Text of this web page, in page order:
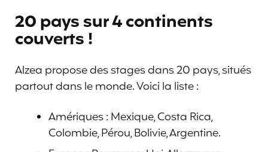
20 pays sur 4 continents
couverts !
Alzea propose des stages dans 20 pays, situés
partout dans le monde. Voici la liste :
Amériques : Mexique, Costa Rica,
Colombie, Pérou, Bolivie, Argentine.